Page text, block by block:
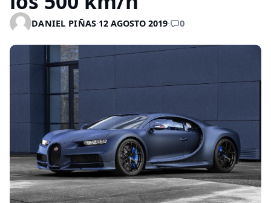
DANIEL PIÑAS·12 AGOSTO 2019· 0